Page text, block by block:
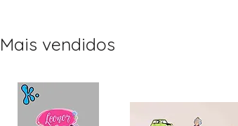
Mais vendidos